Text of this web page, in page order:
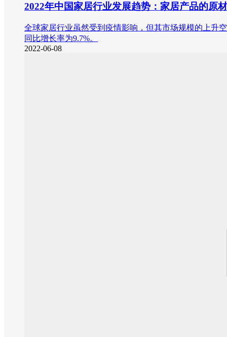
2022年中国家居行业发展趋势：家居产品的原
全球家居行业虽然受到疫情影响，但其市场规模的上升
同比增长率为9.7%。
2022-06-08